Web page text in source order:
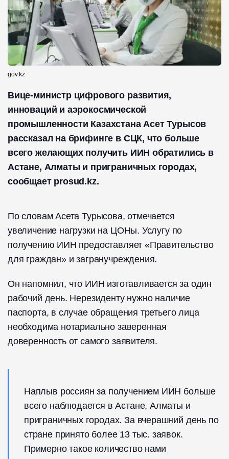
gov.kz
Вице-министр цифрового развития,
инноваций и аэрокосмической
промышленности Казахстана Асет Турысов
рассказал на брифинге в СЦК, что больше
всего желающих получить ИИН обратились в
Астане, Алматы и приграничных городах,
сообщает prosud.kz.
По словам Асета Турысова, отмечается
увеличение нагрузки на ЦОНы. Услугу по
получению ИИН предоставляет «Правительство
для граждан» и загранучреждения.
Он напомнил, что ИИН изготавливается за один
рабочий день. Нерезиденту нужно наличие
паспорта, в случае обращения третьего лица
необходима нотариально заверенная
доверенность от самого заявителя.
Наплыв россиян за получением ИИН больше
всего наблюдается в Астане, Алматы и
приграничных городах. За вчерашний день по
стране принято более 13 тыс. заявок.
Примерно такое количество нами